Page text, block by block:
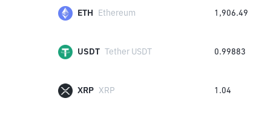
ETH Ethereum 1,906.49
USDT Tether USDT 0.99883
XRP XRP 1.04